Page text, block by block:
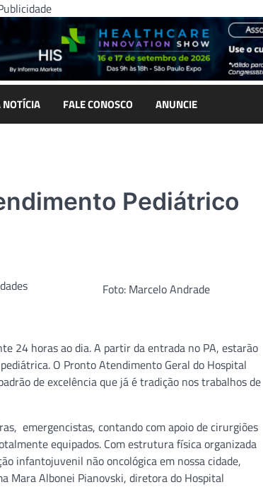
FALE CONOSCO ANUNCIE
Pediátrico
Foto: Marcelo Andrade
24 horas ao dia. A partir da entrada no PA, estarão
O Pronto Atendimento Geral do Hospital
de excelência que já é tradição nos trabalhos de
emergencistas, contando com apoio de cirurgiões
equipados. Com estrutura física organizada
infantojuvenil não oncológica em nossa cidade,
Mara Albonei Pianovski, diretora do Hospital